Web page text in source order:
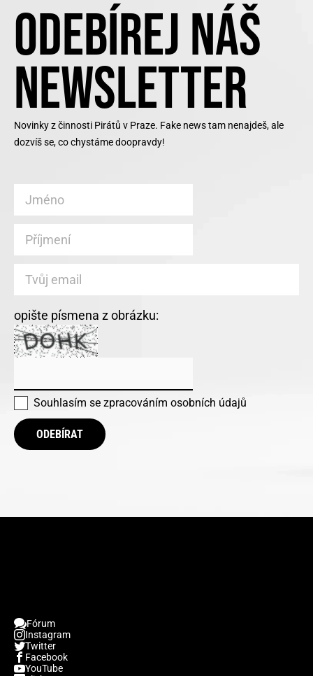
ODEBÍREJ NÁŠ
NEWSLETTER
Novinky z činnosti Pirátů v Praze. Fake news tam nenajdeš, ale
dozvíš se, co chystáme doopravdy!
opište písmena z obrázku:
Souhlasím se zpracováním osobních údajů
ODEBÍRAT
Fórum
Instagram
Twitter
Facebook
YouTube